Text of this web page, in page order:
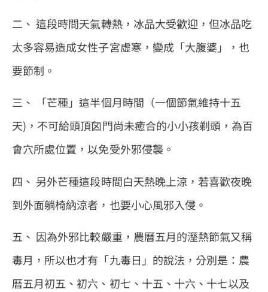
二、 這段時間天氣轉熱，冰品大受歡迎，但冰品吃
太多容易造成女性子宮虛寒，變成「大腹婆」，也
要節制。
三、 「芒種」這半個月時間（一個節氣維持十五
天)，不可給頭頂囟門尚未癒合的小小孩剃頭，為百
會穴所處位置，以免受外邪侵襲。
四、 另外芒種這段時間白天熱晚上涼，若喜歡夜晚
到外面躺椅納涼者，也要小心風邪入侵。
五、 因為外邪比較嚴重，農曆五月的溼熱節氣又稱
毒月，所以也才有「九毒日」的說法，分別是：農
曆五月初五、初六、初七、十五、十六、十七以及